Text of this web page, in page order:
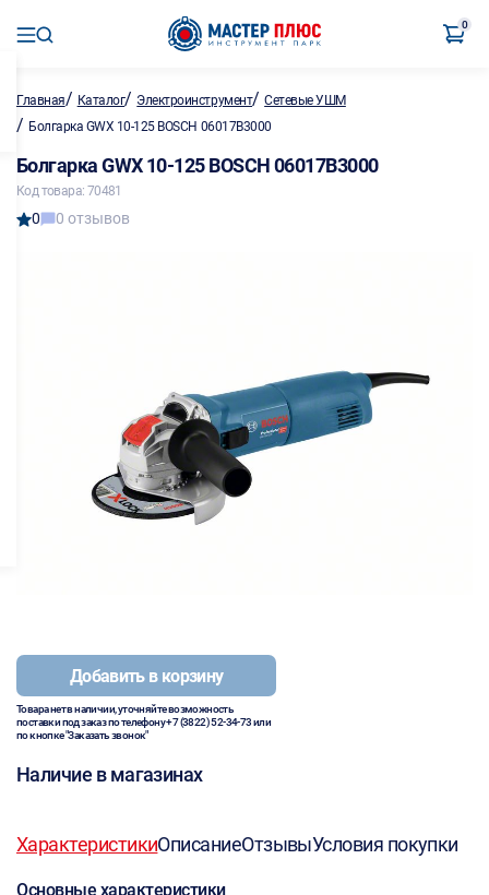
0
Главная/ Каталог/ Электроинструмент/Сетевые УШМ
/ Болгарка GWX 10-125 BOSCH 06017B3000
Болгарка GWX 10-125 BOSCH 06017B3000
Код товара: 70481
0 0 отзывов
Добавить в корзину
Товара нет в наличии, уточняйте возможность
поставки под заказ по телефону+7 (3822) 52-34-73или
по кнопке "Заказать звонок"
Наличие в магазинах
ХарактеристикиОписаниеОтзывыУсловия покупки
Основные характеристики